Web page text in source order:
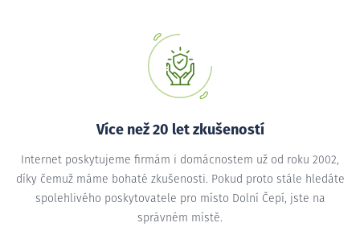
Více než 20 let zkušeností
Internet poskytujeme firmám i domácnostem už od roku 2002,
díky čemuž máme bohaté zkušenosti. Pokud proto stále hledáte
spolehlivého poskytovatele pro místo Dolní Čepí, jste na
správném místě.